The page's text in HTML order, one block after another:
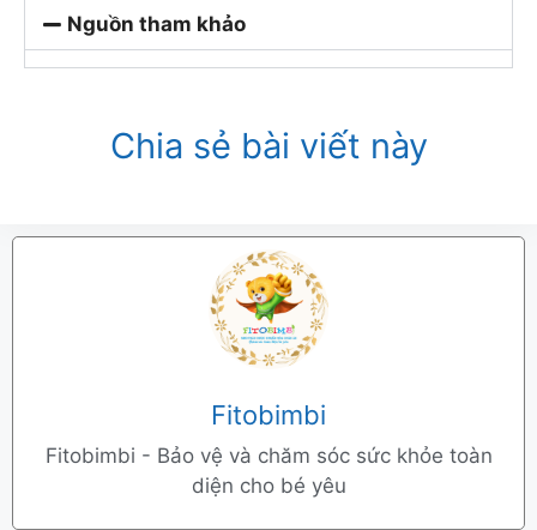
Nguồn tham khảo
Chia sẻ bài viết này
Fitobimbi
Fitobimbi - Bảo vệ và chăm sóc sức khỏe toàn
diện cho bé yêu